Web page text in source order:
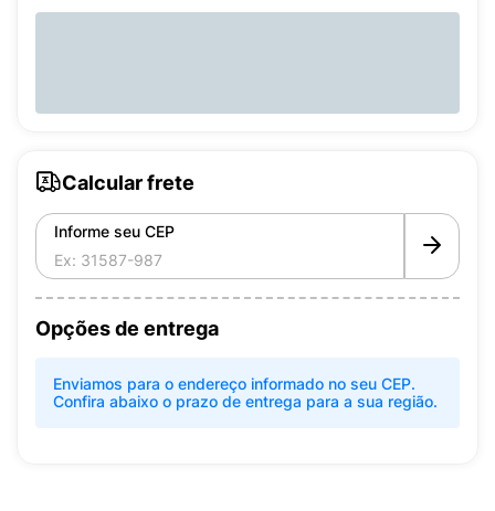
Calcular frete
Informe seu CEP
Opções de entrega
Enviamos para o endereço informado no seu CEP.
Confira abaixo o prazo de entrega para a sua região.